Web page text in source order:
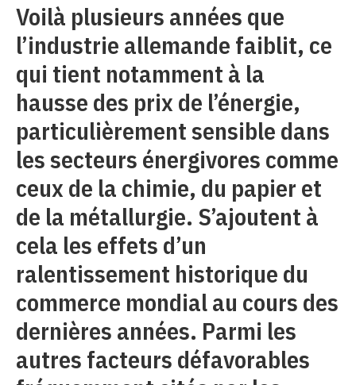
Voilà plusieurs années que
l’industrie allemande faiblit, ce
qui tient notamment à la
hausse des prix de l’énergie,
particulièrement sensible dans
les secteurs énergivores comme
ceux de la chimie, du papier et
de la métallurgie. S’ajoutent à
cela les effets d’un
ralentissement historique du
commerce mondial au cours des
dernières années. Parmi les
autres facteurs défavorables